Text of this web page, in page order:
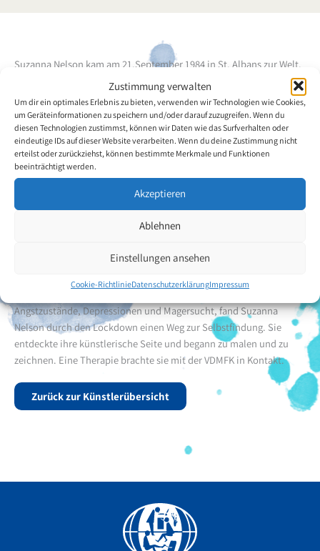
Zustimmung verwalten
Um dir ein optimales Erlebnis zu bieten, verwenden wir Technologien wie Cookies,
um Geräteinformationen zu speichern und/oder darauf zuzugreifen. Wenn du
diesen Technologien zustimmst, können wir Daten wie das Surfverhalten oder
eindeutige IDs auf dieser Website verarbeiten. Wenn du deine Zustimmung nicht
erteilst oder zurückziehst, können bestimmte Merkmale und Funktionen
beeinträchtigt werden.
Akzeptieren
Ablehnen
Einstellungen ansehen
Cookie-RichtlinieDatenschutzerklärungImpressum
Suzanna Nelson kam am 21.September 1984 in St. Albans zur Welt.
Ihr Leben nahm eine dramatische Wendung im Jahr 2005, als sie
mit 20 Jahren bei einem Verkehrsunfall eine
Rückenmarksverletzung auf C5/6 erlitt. Aufgrund einer Zyste an der
Wirbelsäule und daraus resultierenden Operationen, weitete sich
ihre Verletzung auf den 4. Rückenwirbel aus. Sie verlor einen
Großteil ihrer Armfunktion und das bisschen Unabhängigkeit, das
sie noch hatte.
Vor ihrem Unfall war Suzanna Nelson bekannt für ihre
Abenteuerlust und Leidenschaft für Pferde. Diese Mentalität behielt
sie bei und erlebte weiterhin eine Reihe von adaptiven Aktivitäten,
Ultraleichtfliegen und Segeln. Darüber hinaus engagiert sie sich
Trotz der vielen Herausforderungen, die ihr Leben prägen, darunter
Angstzustände, Depressionen und Magersucht, fand Suzanna
Nelson durch den Lockdown einen Weg zur Selbstfindung. Sie
entdeckte ihre künstlerische Seite und begann zu malen und zu
zeichnen. Eine Therapie brachte sie mit der VDMFK in Kontakt.
Zurück zur Künstlerübersicht
Facebook
YouTube
Instagram